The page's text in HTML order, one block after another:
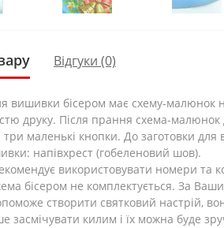
Відгуки (0)
вишивки бісером має схему-малюнок
друку. Після прання схема-малюнок
маленькі кнопки. До заготовки для
напівхрест (гобеленовий шов).
використовувати номери та
бісером не комплектується. За
створити святковий настрій,
засмічувати килим і їх можна буде